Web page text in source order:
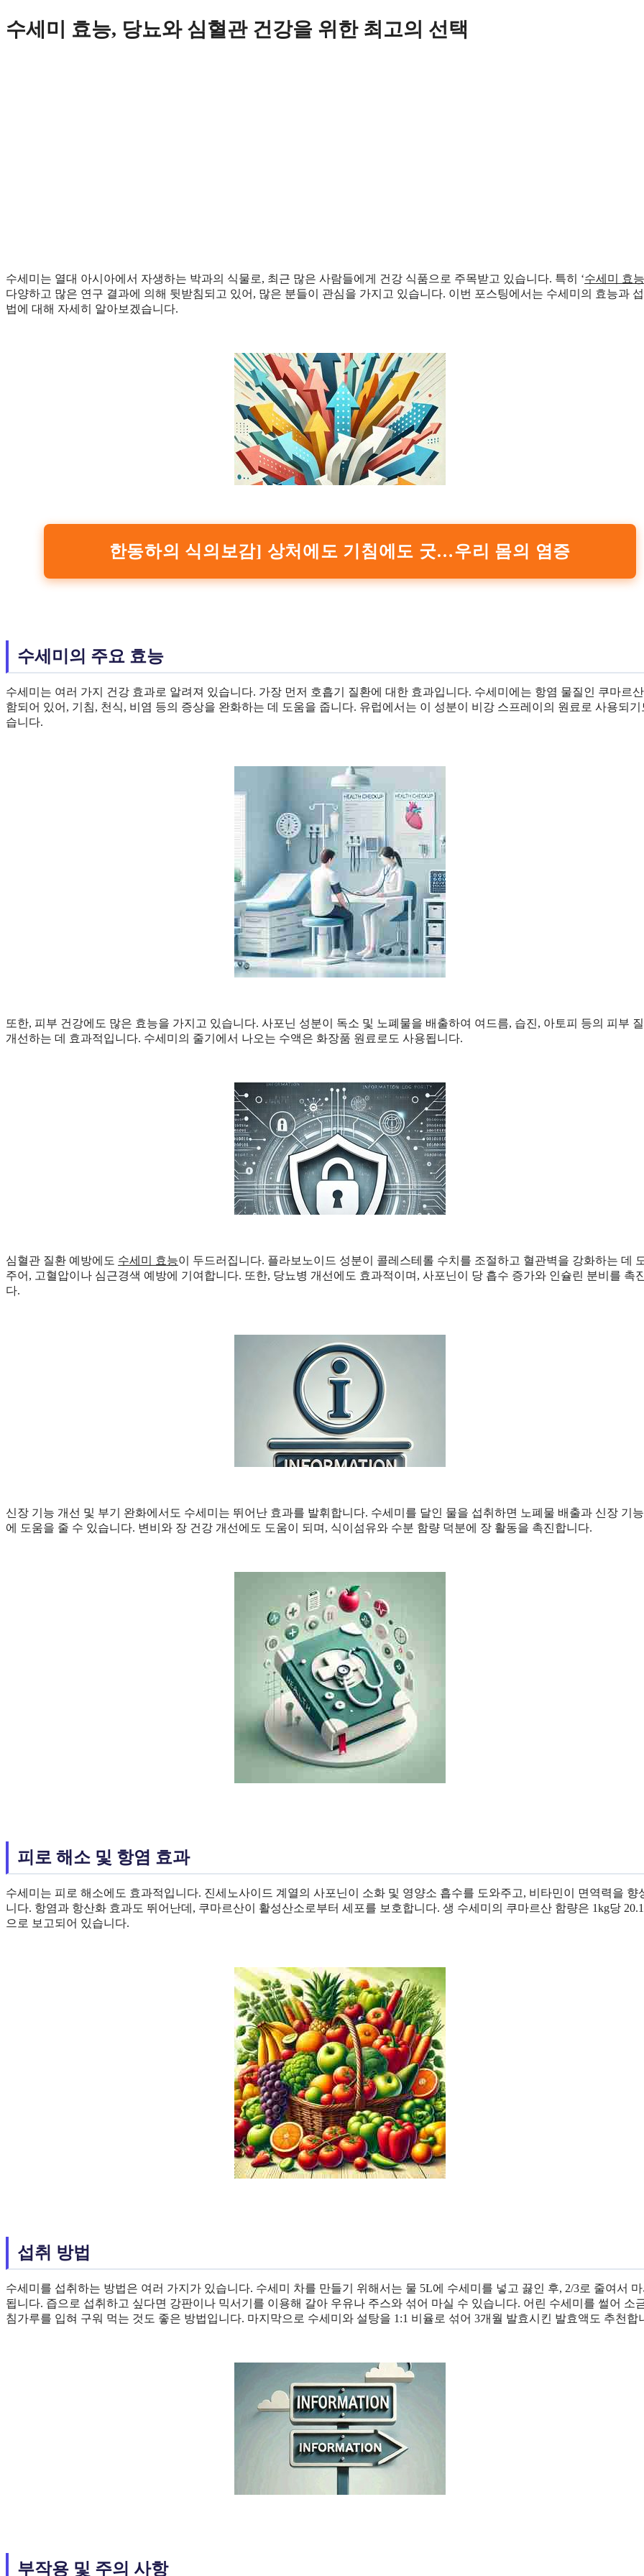
Skip
to
수세미 효능, 당뇨와 심혈관 건강을 위한 최고의 선택
수세미는 열대 아시아에서 자생하는 박과의 식물로, 최근 많은 사람들에게 건강 식품으로 주목받고 있습니다. 특히 ‘수세미 효능
다양하고 많은 연구 결과에 의해 뒷받침되고 있어, 많은 분들이 관심을 가지고 있습니다. 이번 포스팅에서는 수세미의 효능과
법에 대해 자세히 알아보겠습니다.
한동하의 식의보감] 상처에도 기침에도 굿…우리 몸의 염증
수세미의 주요 효능
수세미는 여러 가지 건강 효과로 알려져 있습니다. 가장 먼저 호흡기 질환에 대한 효과입니다. 수세미에는 항염 물질인 쿠마르
함되어 있어, 기침, 천식, 비염 등의 증상을 완화하는 데 도움을 줍니다. 유럽에서는 이 성분이 비강 스프레이의 원료로 사용되기
습니다.
또한, 피부 건강에도 많은 효능을 가지고 있습니다. 사포닌 성분이 독소 및 노폐물을 배출하여 여드름, 습진, 아토피 등의 피부
개선하는 데 효과적입니다. 수세미의 줄기에서 나오는 수액은 화장품 원료로도 사용됩니다.
심혈관 질환 예방에도 수세미 효능이 두드러집니다. 플라보노이드 성분이 콜레스테롤 수치를 조절하고 혈관벽을 강화하는 데
주어, 고혈압이나 심근경색 예방에 기여합니다. 또한, 당뇨병 개선에도 효과적이며, 사포닌이 당 흡수 증가와 인슐린 분비를 촉
다.
신장 기능 개선 및 부기 완화에서도 수세미는 뛰어난 효과를 발휘합니다. 수세미를 달인 물을 섭취하면 노폐물 배출과 신장 기
에 도움을 줄 수 있습니다. 변비와 장 건강 개선에도 도움이 되며, 식이섬유와 수분 함량 덕분에 장 활동을 촉진합니다.
피로 해소 및 항염 효과
수세미는 피로 해소에도 효과적입니다. 진세노사이드 계열의 사포닌이 소화 및 영양소 흡수를 도와주고, 비타민이 면역력을 향
니다. 항염과 항산화 효과도 뛰어난데, 쿠마르산이 활성산소로부터 세포를 보호합니다. 생 수세미의 쿠마르산 함량은 1kg당
으로 보고되어 있습니다.
섭취 방법
수세미를 섭취하는 방법은 여러 가지가 있습니다. 수세미 차를 만들기 위해서는 물 5L에 수세미를 넣고 끓인 후, 2/3로 줄여서
됩니다. 즙으로 섭취하고 싶다면 강판이나 믹서기를 이용해 갈아 우유나 주스와 섞어 마실 수 있습니다. 어린 수세미를 썰어 소
침가루를 입혀 구워 먹는 것도 좋은 방법입니다. 마지막으로 수세미와 설탕을 1:1 비율로 섞어 3개월 발효시킨 발효액도 추천합
부작용 및 주의 사항